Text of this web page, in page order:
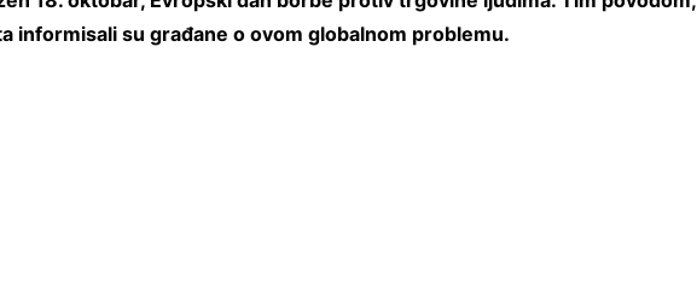
informisali su građane o ovom globalnom problemu.